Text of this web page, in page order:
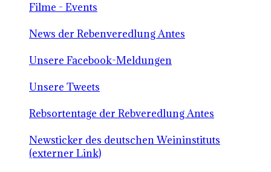
Filme - Events
News der Rebenveredlung Antes
Unsere Facebook-Meldungen
Unsere Tweets
Rebsortentage der Rebveredlung Antes
Newsticker des deutschen Weininstituts
(externer Link)